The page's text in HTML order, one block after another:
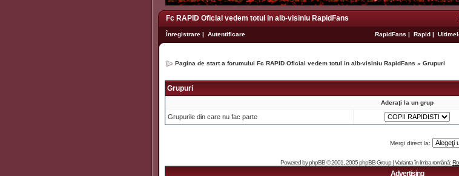
Fc RAPID Oficial vedem totul in alb-visiniu RapidFans
Înregistrare | Autentificare RapidFans | Rapid |
Pagina de start a forumului Fc RAPID Oficial vedem totul in alb-visiniu RapidFans » Grupuri
Grupuri
Aderaţi la un grup
Grupurile din care nu fac parte
Mergi direct la:
Powered byphpBB© 2001, 2005 phpBB Group | Varianta în limba română:
Advertising